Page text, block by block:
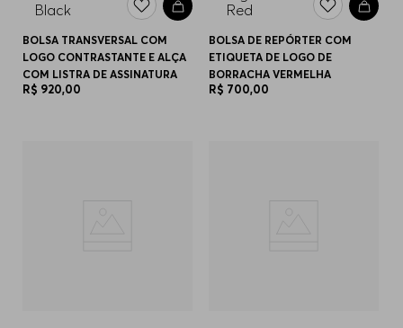
BOLSA TRANSVERSAL COM
LOGO CONTRASTANTE E ALÇA
COM LISTRA DE ASSINATURA
R$ 920,00
BOLSA DE REPÓRTER COM
ETIQUETA DE LOGO DE
BORRACHA VERMELHA
R$ 700,00